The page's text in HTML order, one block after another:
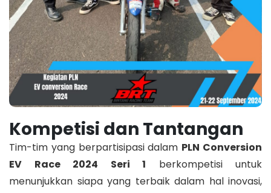
Kompetisi dan Tantangan
Tim-tim yang berpartisipasi dalam PLN Conversion
EV Race 2024 Seri 1 berkompetisi untuk
menunjukkan siapa yang terbaik dalam hal inovasi,